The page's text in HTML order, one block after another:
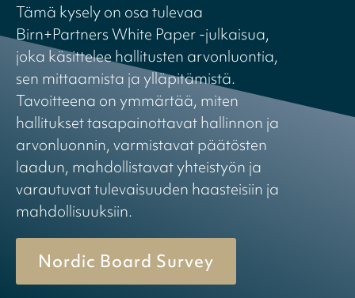
Tämä kysely on osa tulevaa
Birn+Partners White Paper -julkaisua,
joka käsittelee hallitusten arvonluontia,
sen mittaamista ja ylläpitämistä.
Tavoitteena on ymmärtää, miten
hallitukset tasapainottavat hallinnon ja
arvonluonnin, varmistavat päätösten
laadun, mahdollistavat yhteistyön ja
varautuvat tulevaisuuden haasteisiin ja
mahdollisuuksiin.
Nordic Board Survey